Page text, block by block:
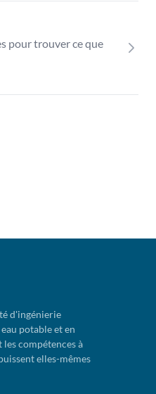
pour trouver ce que
d'ingénierie
potable et en
les compétences à
elles-mêmes